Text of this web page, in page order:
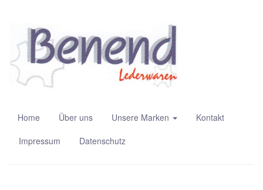
Home Über uns Unsere Marken
Kontakt
Impressum
Datenschutz